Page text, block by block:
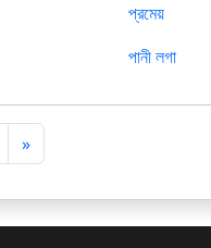
প্রমেয়
পানী লগা
»अ
ग
ला